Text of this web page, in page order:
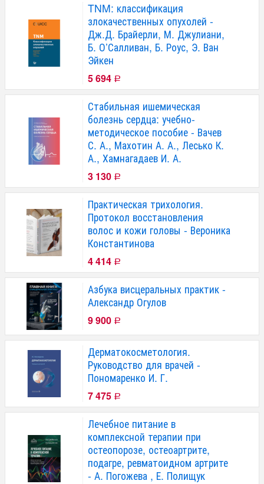
TNM: классификация
злокачественных опухолей -
Дж.Д. Брайерли, М. Джулиани,
Б. О’Салливан, Б. Роус, Э. Ван
Эйкен
5 694 Р
Стабильная ишемическая
болезнь сердца: учебно-
методическое пособие - Вачев
С. А., Махотин А. А., Лесько К.
А., Хамнагадаев И. А.
3 130 Р
Практическая трихология.
Протокол восстановления
волос и кожи головы - Вероника
Константинова
4 414 Р
Азбука висцеральных практик -
Александр Огулов
9 900 Р
Дерматокосметология.
Руководство для врачей -
Пономаренко И. Г.
7 475 Р
Лечебное питание в
комплексной терапии при
остеопорозе, остеоартрите,
подагре, ревматоидном артрите
- А. Погожева , Е. Полищук